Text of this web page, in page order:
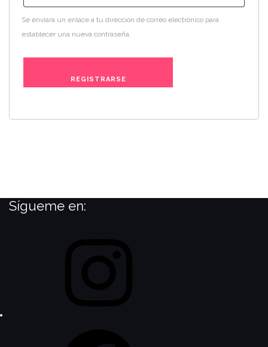
Se enviará un enlace a tu dirección de correo electrónico para
establecer una nueva contraseña.
REGISTRARSE
Sígueme en: